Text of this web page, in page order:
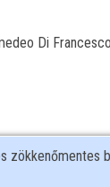
Di
zökkenőmentes